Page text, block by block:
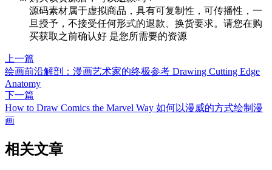
源码素材属于虚拟商品，具有可复制性，可传播性，一
旦授予，不接受任何形式的退款、换货要求。请您在购
买获取之前确认好 是您所需要的资源
上一篇
绘画前沿解剖：漫画艺术家的终极参考 Drawing Cutting Edge
Anatomy
下一篇
How to Draw Comics the Marvel Way 如何以漫威的方式绘制漫
画
相关文章